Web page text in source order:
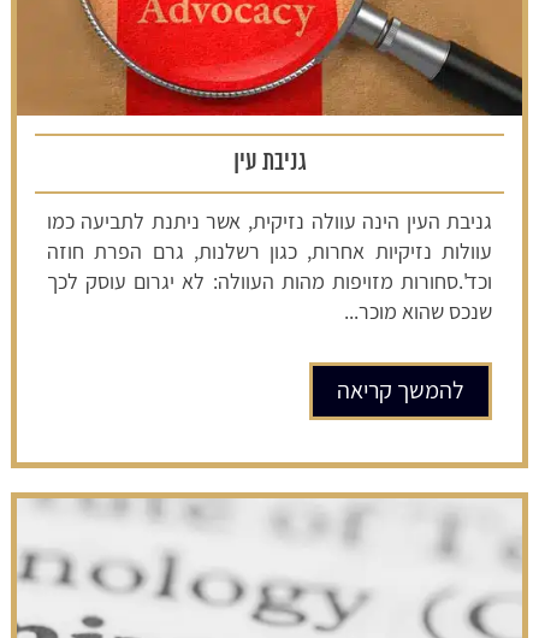
גניבת עין
גניבת העין הינה עוולה נזיקית, אשר ניתנת לתביעה כמו
עוולות נזיקיות אחרות, כגון רשלנות, גרם הפרת חוזה
וכד'.סחורות מזויפות מהות העוולה: לא יגרום עוסק לכך
שנכס שהוא מוכר...
להמשך קריאה